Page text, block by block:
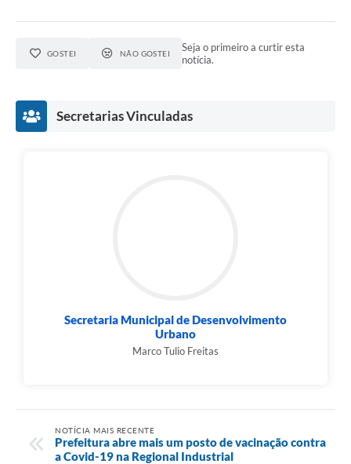
GOSTEI NÃO GOSTEI
Seja o primeiro a curtir esta
notícia.
Secretarias Vinculadas
Secretaria Municipal de Desenvolvimento
Urbano
Marco Tulio Freitas
NOTÍCIA MAIS RECENTE
Prefeitura abre mais um posto de vacinação contra
a Covid-19 na Regional Industrial